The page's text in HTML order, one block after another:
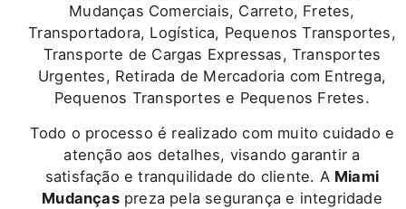
Mudanças Comerciais, Carreto, Fretes,
Transportadora, Logística, Pequenos Transportes,
Transporte de Cargas Expressas, Transportes
Urgentes, Retirada de Mercadoria com Entrega,
Pequenos Transportes e Pequenos Fretes.
Todo o processo é realizado com muito cuidado e
atenção aos detalhes, visando garantir a
satisfação e tranquilidade do cliente. A Miami
Mudançaspreza pela segurança e integridade